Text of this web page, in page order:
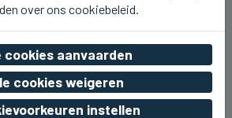
over ons cookiebeleid.
cookies aanvaarden
cookies weigeren
instellen